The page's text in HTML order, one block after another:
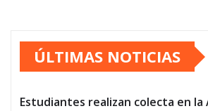
ÚLTIMAS NOTICIAS
Estudiantes realizan colecta en